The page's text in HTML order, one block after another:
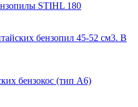
STIHL 180
бензопил 45-52 см3. В
бензокос (тип A6)